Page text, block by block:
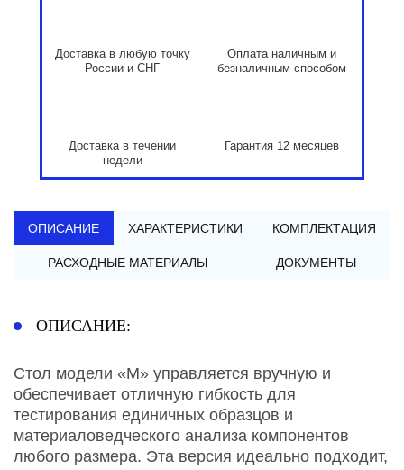
Доставка в любую точку
России и СНГ
Оплата наличным и
безналичным способом
Доставка в течении
недели
Гарантия 12 месяцев
ОПИСАНИЕ ХАРАКТЕРИСТИКИ КОМПЛЕКТАЦИЯ
РАСХОДНЫЕ МАТЕРИАЛЫ ДОКУМЕНТЫ
ОПИСАНИЕ:
Стол модели «M» управляется вручную и
обеспечивает отличную гибкость для
тестирования единичных образцов и
материаловедческого анализа компонентов
любого размера. Эта версия идеально подходит,